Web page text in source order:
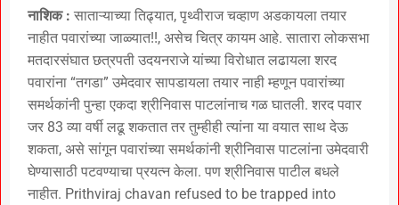
नाशिक : साताऱ्याच्या तिढ्यात, पृथ्वीराज चव्हाण अडकायला तयार
नाहीत पवारांच्या जाळ्यात!!, असेच चित्र कायम आहे. सातारा लोकसभा
मतदारसंघात छत्रपती उदयनराजे यांच्या विरोधात लढायला शरद
पवारांना “तगडा” उमेदवार सापडायला तयार नाही म्हणून पवारांच्या
समर्थकांनी पुन्हा एकदा श्रीनिवास पाटलांनाच गळ घातली. शरद पवार
जर 83 व्या वर्षी लढू शकतात तर तुम्हीही त्यांना या वयात साथ देऊ
शकता, असे सांगून पवारांच्या समर्थकांनी श्रीनिवास पाटलांना उमेदवारी
घेण्यासाठी पटवण्याचा प्रयत्न केला. पण श्रीनिवास पाटील बधले
नाहीत. Prithviraj chavan refused to be trapped into